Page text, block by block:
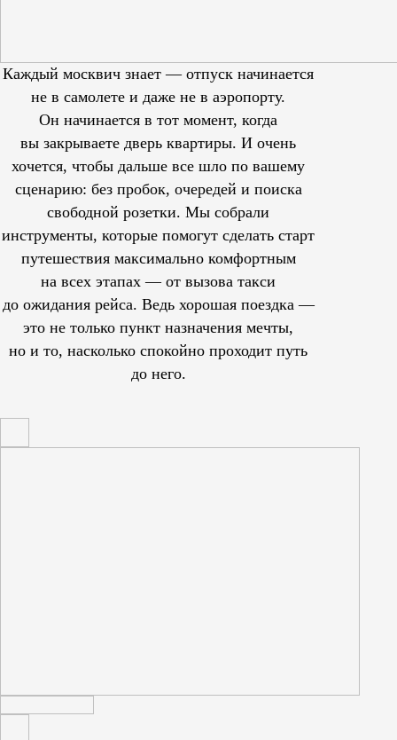
Каждый москвич знает — отпуск начинается
не в самолете и даже не в аэропорту.
Он начинается в тот момент, когда
вы закрываете дверь квартиры. И очень
хочется, чтобы дальше все шло по вашему
сценарию: без пробок, очередей и поиска
свободной розетки. Мы собрали
инструменты, которые помогут сделать старт
путешествия максимально комфортным
на всех этапах — от вызова такси
до ожидания рейса. Ведь хорошая поездка —
это не только пункт назначения мечты,
но и то, насколько спокойно проходит путь
до него.